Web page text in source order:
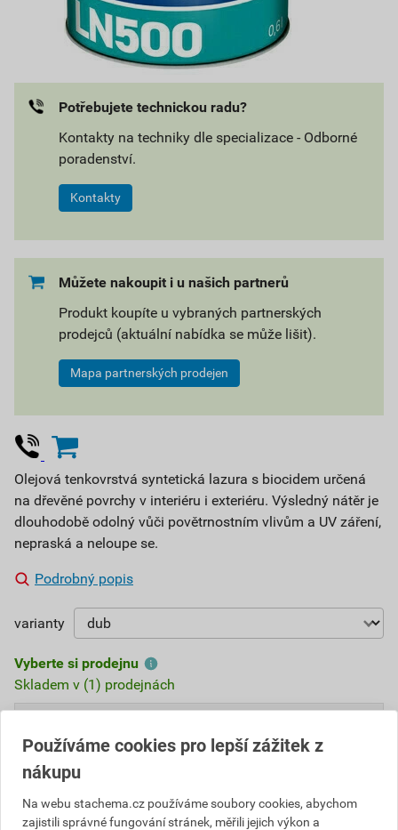
Potřebujete technickou radu?
Kontakty na techniky dle specializace - Odborné
poradenství.
Kontakty
Můžete nakoupit i u našich partnerů
Produkt koupíte u vybraných partnerských
prodejců (aktuální nabídka se může lišit).
Mapa partnerských prodejen
Olejová tenkovrstvá syntetická lazura s biocidem určená
na dřevěné povrchy v interiéru i exteriéru. Výsledný nátěr je
dlouhodobě odolný vůči povětrnostním vlivům a UV záření,
nepraská a neloupe se.
Podrobný popis
varianty
Vyberte si prodejnu
Skladem v (1) prodejnách
477,44 Kč
286 ,41 Kčza ks
Cena bez DPH
236,70 Kč za ks
Používáme cookies pro lepší zážitek z
nákupu
Na webu stachema.cz používáme soubory cookies, abychom
zajistili správné fungování stránek, měřili jejich výkon a